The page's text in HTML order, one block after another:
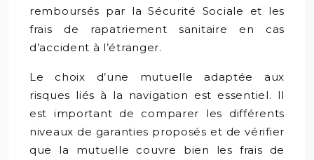
remboursés par la Sécurité Sociale et les
frais de rapatriement sanitaire en cas
d’accident à l’étranger.
Le choix d’une mutuelle adaptée aux
risques liés à la navigation est essentiel. Il
est important de comparer les différents
niveaux de garanties proposés et de vérifier
que la mutuelle couvre bien les frais de